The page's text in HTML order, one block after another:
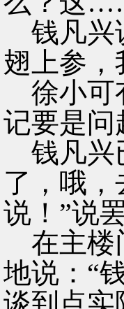
钱凡兴
翅上参，
徐小可
记要是
钱凡兴
了，哦
说！”说
在主楼
地说：“